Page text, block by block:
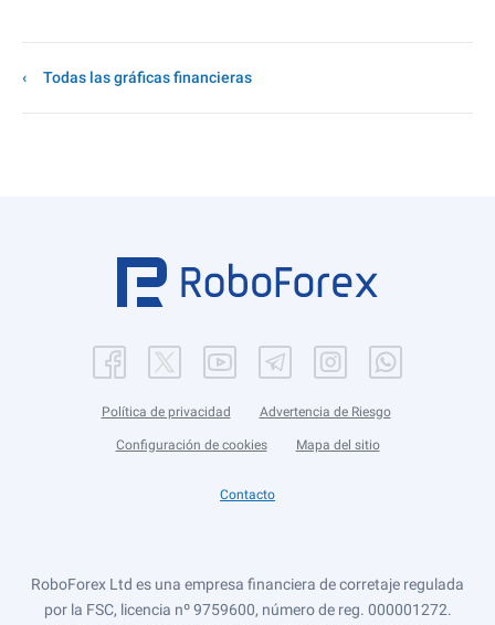
Todas las gráficas financieras
Política de privacidad Advertencia de Riesgo
Configuración de cookies Mapa del sitio
Contacto
RoboForex Ltd es una empresa financiera de corretaje regulada
por la FSC, licencia nº 9759600, número de reg. 000001272.